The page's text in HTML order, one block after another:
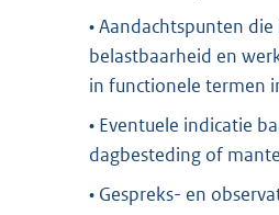
• Aandachtspunten
belastbaarheid en
in functionele termen
• Eventuele indicatie
dagbesteding of
• Gespreks- en